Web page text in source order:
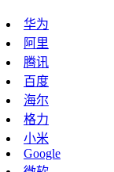
华为
阿里
腾讯
百度
海尔
格力
小米
Google